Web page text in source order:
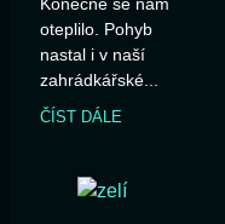
oteplilo. Pohyb
nastal i v naší
zahrádkářské...
ČÍST DÁLE